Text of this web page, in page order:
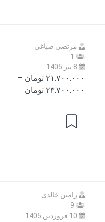
مرتضی صباغی
1
8 تیر 1405
۲۱.۷۰۰.۰۰۰ تومان –
۲۳.۷۰۰.۰۰۰ تومان
رامین خالدی
9
10 فروردین 1405